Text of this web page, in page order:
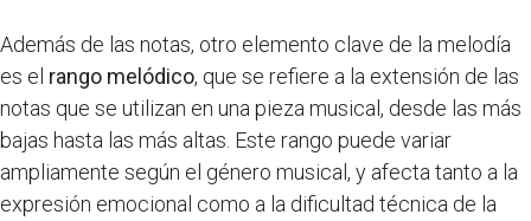
Además de las notas, otro elemento clave de la melodía
es el rango melódico, que se refiere a la extensión de las
notas que se utilizan en una pieza musical, desde las más
bajas hasta las más altas. Este rango puede variar
ampliamente según el género musical, y afecta tanto a la
expresión emocional como a la dificultad técnica de la